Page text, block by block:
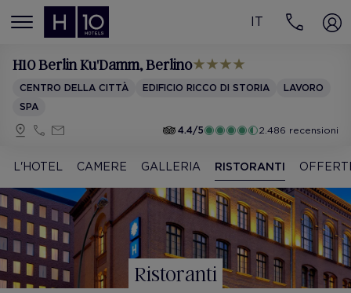
MENÚ
IT
H10 Berlin Ku'Damm, Berlino
CENTRO DELLA CITTÀ EDIFICIO RICCO DI STORIA
LAVORO
SPA
4.4/5
2.486 recensioni
L'HOTEL CAMERE GALLERIA RISTORANTI
Ristoranti